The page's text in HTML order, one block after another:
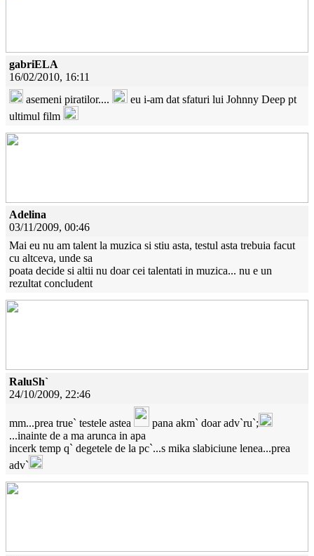
gabriELA
16/02/2010, 16:11
asemeni piratilor....
eu i-am dat sfaturi lui Johnny Deep pt
ultimul film
Adelina
03/11/2009, 00:46
Mai eu nu am talent la muzica si stiu asta, testul asta trebuia facut
cu altceva, unde sa
poata decide si altii nu doar cei talentati in muzica... nu e un
rezultat concludent
RaluSh`
24/10/2009, 22:46
mm...prea true` testele astea
pana akm` doar adv`ru`;
...inainte de a ma arunca in apa
incerk temp q` degetele de la pc`...s mika slabiciune lenea...prea
adv`